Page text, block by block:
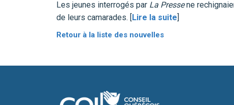
Les jeunes interrogés par La Pressene
de leurs camarades. [Lire la suite]
Retour à la liste des nouvelles